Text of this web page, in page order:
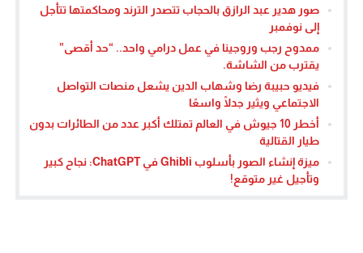
صور هدير عبد الرازق بالحجاب تتصدر الترند ومحاكمتها تتأجل
إلى نوفمبر
ممدوح رجب وروجينا في عمل درامي واحد.. “حد أقصى”
يقترب من الشاشة.
فيديو حبيبة رضا وشهاب الدين يشعل منصات التواصل
الاجتماعي ويثير جدلًا واسعًا
أخطر 10 جيوش في العالم تمتلك أكبر عدد من الطائرات بدون
طيار القتالية
ميزة إنشاء الصور بأسلوب Ghibli في ChatGPT: نجاح كبير
وتأجيل غير متوقع!